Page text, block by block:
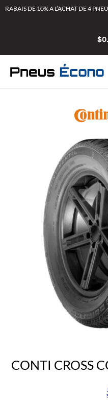
AllerRABAIS DE 10% A L’ACHAT DE 4
$
CONTI CROSS